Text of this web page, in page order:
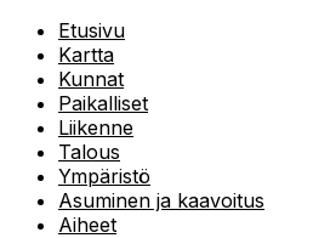
Etusivu
Kartta
Kunnat
Paikalliset
Liikenne
Talous
Ympäristö
Asuminen ja kaavoitus
Aiheet